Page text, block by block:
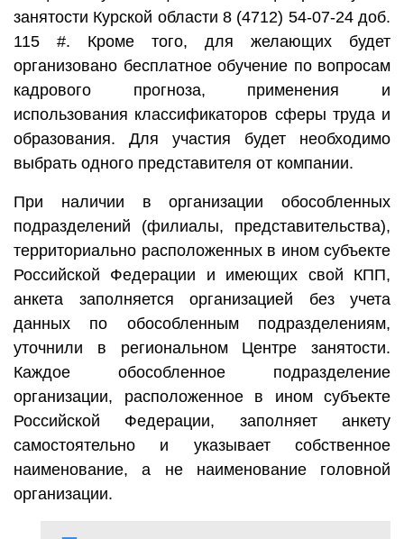
занятости Курской области 8 (4712) 54-07-24 доб.
115 #. Кроме того, для желающих будет
организовано бесплатное обучение по вопросам
кадрового прогноза, применения и
использования классификаторов сферы труда и
образования. Для участия будет необходимо
выбрать одного представителя от компании.
При наличии в организации обособленных
подразделений (филиалы, представительства),
территориально расположенных в ином субъекте
Российской Федерации и имеющих свой КПП,
анкета заполняется организацией без учета
данных по обособленным подразделениям,
уточнили в региональном Центре занятости.
Каждое обособленное подразделение
организации, расположенное в ином субъекте
Российской Федерации, заполняет анкету
самостоятельно и указывает собственное
наименование, а не наименование головной
организации.